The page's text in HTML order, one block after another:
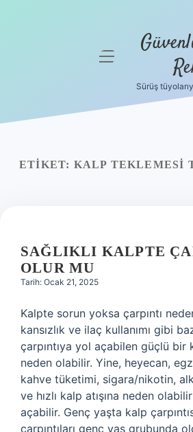
menüyü
Sürüş
ETIKET: KALP TEKLEMESI
SAĞLIKLI KALPTE
OLUR MU
Tarih: Ocak 21, 2025
Kalpte sorun yoksa çarpıntı
kansızlık ve ilaç kullanımı gibi
çarpıntıya yol açabilen güçlü bir
neden olabilir. Yine, heyecan,
kahve tüketimi, sigara/nikotin,
ve hızlı kalp atışına neden
açabilir. Genç yaşta kalp
çarpıntıları genç yaş grubunda